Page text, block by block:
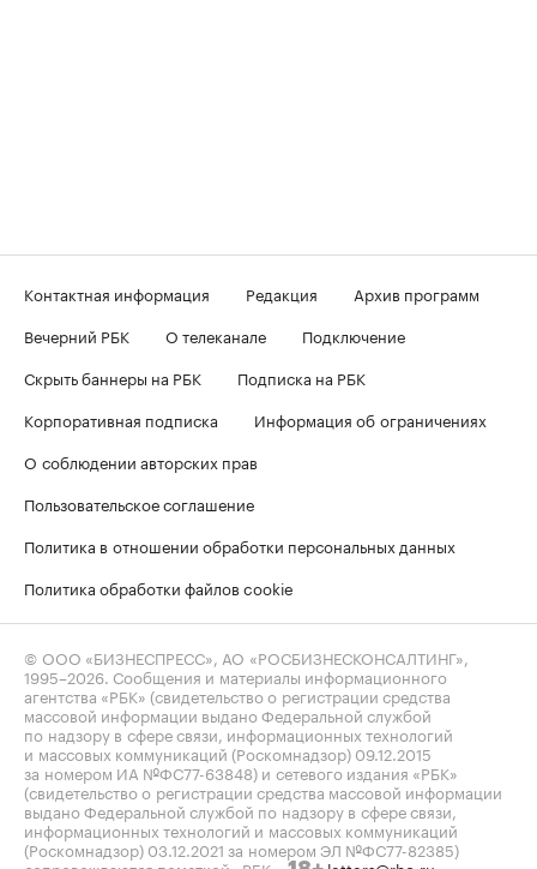
Контактная информация Редакция
Архив программ
Вечерний РБК
О телеканале
Подключение
Скрыть баннеры на РБК
Подписка на РБК
Корпоративная подписка
Информация об ограничениях
О соблюдении авторских прав
Пользовательское соглашение
Политика в отношении обработки персональных данных
Политика обработки файлов cookie
© ООО «БИЗНЕСПРЕСС», АО «РОСБИЗНЕСКОНСАЛТИНГ»,
1995–2026 . Сообщения и материалы информационного
агентства «РБК» (свидетельство о регистрации средства
массовой информации выдано Федеральной службой
по надзору в сфере связи, информационных технологий
и массовых коммуникаций (Роскомнадзор) 09.12.2015
за номером ИА №ФС77-63848) и сетевого издания «РБК»
(свидетельство о регистрации средства массовой информации
выдано Федеральной службой по надзору в сфере связи,
информационных технологий и массовых коммуникаций
(Роскомнадзор) 03.12.2021 за номером ЭЛ №ФС77-82385)